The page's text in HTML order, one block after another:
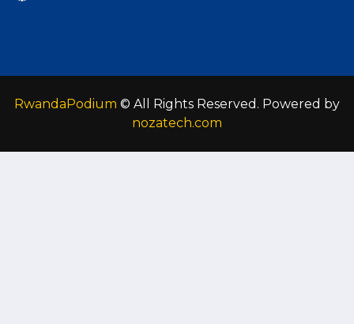
RwandaPodium © All Rights Reserved. Powered by
nozatech.com